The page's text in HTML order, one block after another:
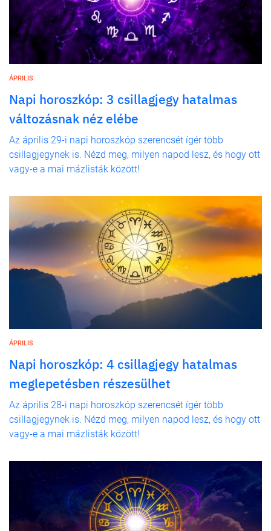
ÁPRILIS
Napi horoszkóp: 3 csillagjegy hatalmas
változásnak néz elébe
Az április 29-i napi horoszkóp szerencsét ígér több
csillagjegynek is. Nézd meg, milyen napod lesz, és hogy ott
vagy-e a mai mázlisták között!
ÁPRILIS
Napi horoszkóp: 4 csillagjegy hatalmas
meglepetésben részesülhet
Az április 28-i napi horoszkóp szerencsét ígér több
csillagjegynek is. Nézd meg, milyen napod lesz, és hogy ott
vagy-e a mai mázlisták között!